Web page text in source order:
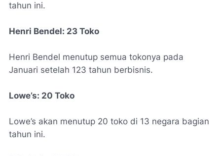
tahun ini.
Henri Bendel: 23 Toko
Henri Bendel menutup semua tokonya pada
Januari setelah 123 tahun berbisnis.
Lowe’s: 20 Toko
Lowe’s akan menutup 20 toko di 13 negara bagian
tahun ini.